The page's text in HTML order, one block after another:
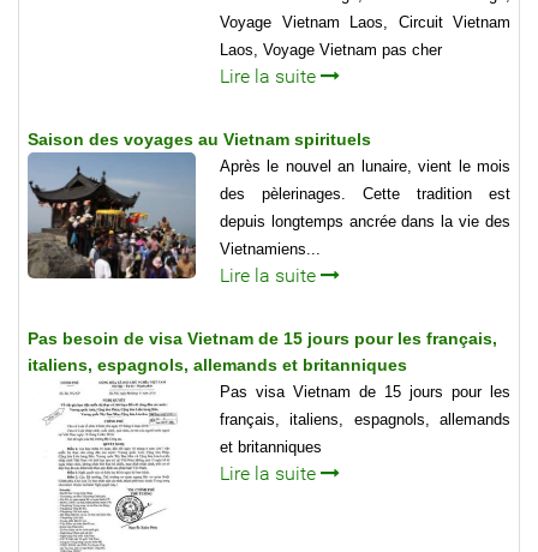
Voyage Vietnam Laos, Circuit Vietnam
Laos, Voyage Vietnam pas cher
Lire la suite
Saison des voyages au Vietnam spirituels
Après le nouvel an lunaire, vient le mois
des pèlerinages. Cette tradition est
depuis longtemps ancrée dans la vie des
Vietnamiens...
Lire la suite
Pas besoin de visa Vietnam de 15 jours pour les français,
italiens, espagnols, allemands et britanniques
Pas visa Vietnam de 15 jours pour les
français, italiens, espagnols, allemands
et britanniques
Lire la suite